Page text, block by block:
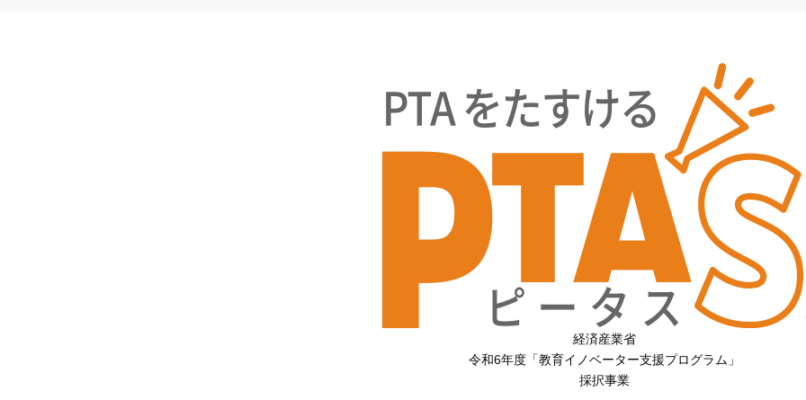
経済産業省
令和6年度「教育イノベーター支援プログラム」
採択事業